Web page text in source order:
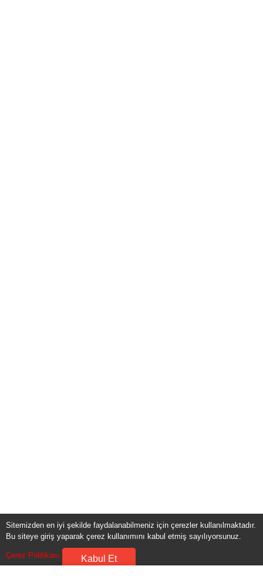
Sitemizden en iyi şekilde faydalanabilmeniz için çerezler kullanılmaktadır.
Bu siteye giriş yaparak çerez kullanımını kabul etmiş sayılıyorsunuz.
Çerez Politikası Kabul Et